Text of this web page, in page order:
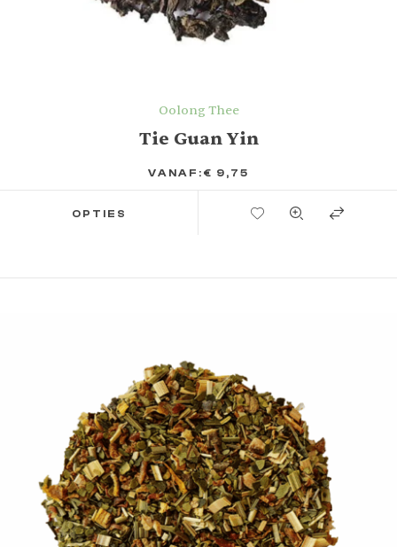
Oolong Thee
Tie Guan Yin
VANAF: € 9,75
OPTIES